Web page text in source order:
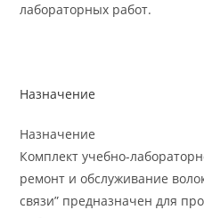
лабораторных работ.
Назначение
Назначение
Комплект учебно-
ремонт и обслуживание
связи” предназначен для